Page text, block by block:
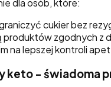
dla osób, które:
cukier bez
produktów zgodnych z
na lepszej kontroli
keto - świadoma